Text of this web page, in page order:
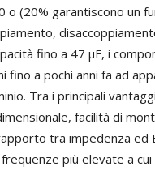
o (20% garantiscono un
fino a 47 µF, i
a pochi anni fa ad
Tra i principali
facilità di
tra impedenza ed
più elevate a cui